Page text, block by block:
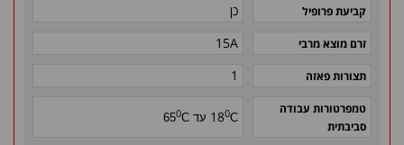
קביעת פרופיל כן
זרם מוצא מרבי 15A
תצורות פאזה 1
טמפרטורות עבודה
סביבתית
180C עד 65 0C